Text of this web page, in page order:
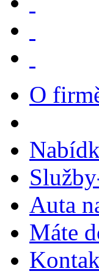
O
Auta
Máte